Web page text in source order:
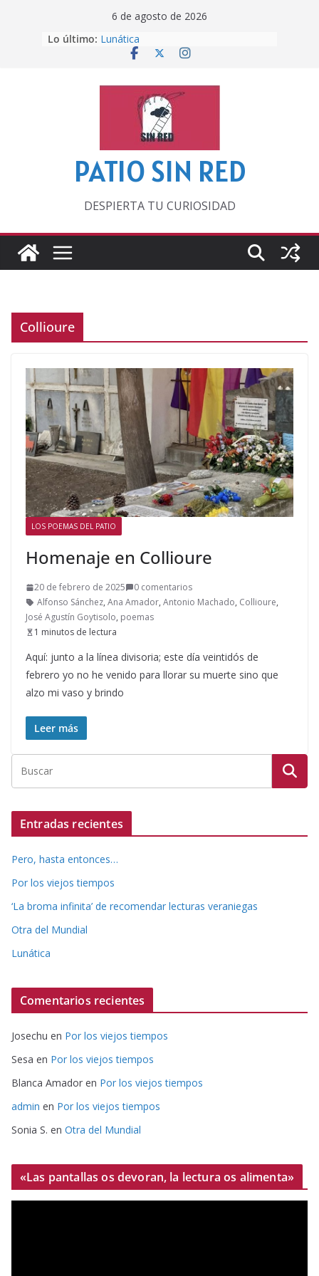
6 de agosto de 2026
Lo último: Lunática
Pero, hasta entonces…
‘La broma infinita’ de recomendar
lecturas veraniegas
Otra del Mundial
PATIO SIN RED
DESPIERTA TU CURIOSIDAD
Collioure
LOS POEMAS DEL PATIO
Homenaje en Collioure
20 de febrero de 2025
0 comentarios
Alfonso Sánchez, Ana Amador, Antonio Machado, Collioure,
José Agustín Goytisolo, poemas
1 minutos de lectura
Aquí: junto a la línea divisoria; este día veintidós de
febrero yo no he venido para llorar su muerte sino que
alzo mi vaso y brindo
Leer más
Entradas recientes
Pero, hasta entonces…
Por los viejos tiempos
‘La broma infinita’ de recomendar lecturas veraniegas
Otra del Mundial
Lunática
Comentarios recientes
Josechu en Por los viejos tiempos
Sesa en Por los viejos tiempos
Blanca Amador en Por los viejos tiempos
admin en Por los viejos tiempos
Sonia S. en Otra del Mundial
«Las pantallas os devoran, la lectura os alimenta»